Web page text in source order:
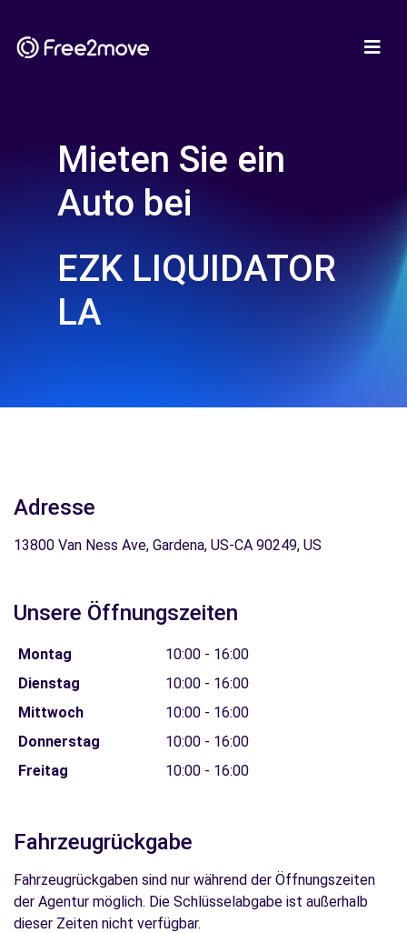
Mieten Sie ein
Auto bei
EZK LIQUIDATOR
LA
Adresse
13800 Van Ness Ave, Gardena, US-CA 90249, US
Unsere Öffnungszeiten
Montag
10:00 - 16:00
Dienstag
10:00 - 16:00
Mittwoch
10:00 - 16:00
Donnerstag
10:00 - 16:00
Freitag
10:00 - 16:00
Fahrzeugrückgabe
Fahrzeugrückgaben sind nur während der Öffnungszeiten
der Agentur möglich. Die Schlüsselabgabe ist außerhalb
dieser Zeiten nicht verfügbar.